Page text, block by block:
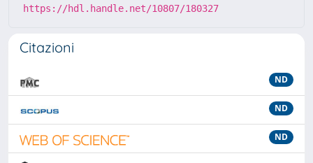
https://hdl.handle.net/10807/180327
Citazioni
ND
ND
ND